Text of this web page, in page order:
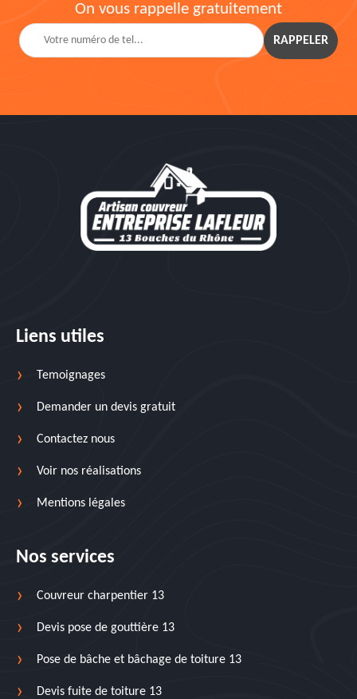
On vous rappelle gratuitement
Liens utiles
Temoignages
Demander un devis gratuit
Contactez nous
Voir nos réalisations
Mentions légales
Nos services
Couvreur charpentier 13
Devis pose de gouttière 13
Pose de bâche et bâchage de toiture 13
Devis fuite de toiture 13